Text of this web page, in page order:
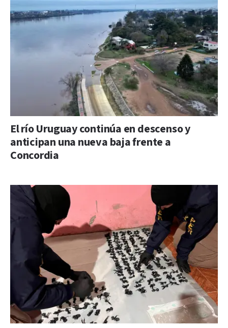
El río Uruguay continúa en descenso y
anticipan una nueva baja frente a
Concordia